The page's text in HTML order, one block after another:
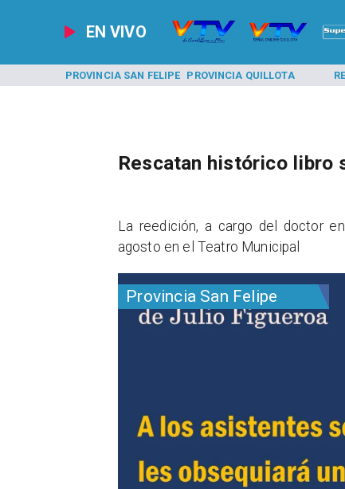
EN VIVO
PROVINCIA SAN FELIPE PROVINCIA QUILLOTA
Provincia San Felipe
Rescatan histórico libro
​La reedición, a cargo del doctor
agosto en el Teatro Municipal